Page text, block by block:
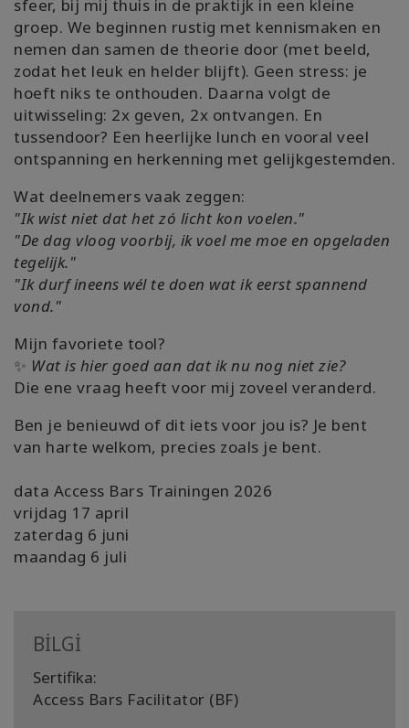
sfeer, bij mij thuis in de praktijk in een kleine
groep. We beginnen rustig met kennismaken en
nemen dan samen de theorie door (met beeld,
zodat het leuk en helder blijft). Geen stress: je
hoeft niks te onthouden. Daarna volgt de
uitwisseling: 2x geven, 2x ontvangen. En
tussendoor? Een heerlijke lunch en vooral veel
ontspanning en herkenning met gelijkgestemden.
Wat deelnemers vaak zeggen:
"Ik wist niet dat het zó licht kon voelen."
"De dag vloog voorbij, ik voel me moe en opgeladen
tegelijk."
"Ik durf ineens wél te doen wat ik eerst spannend
vond."
Mijn favoriete tool?
✨ Wat is hier goed aan dat ik nu nog niet zie?
Die ene vraag heeft voor mij zoveel veranderd.
Ben je benieuwd of dit iets voor jou is? Je bent
van harte welkom, precies zoals je bent.
data Access Bars Trainingen 2026
vrijdag 17 april
zaterdag 6 juni
maandag 6 juli
BİLGİ
Sertifika:
Access Bars Facilitator (BF)